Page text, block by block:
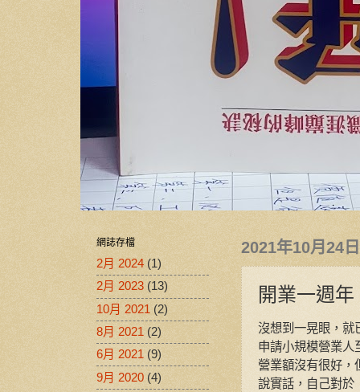
2021年10月24
開業一週年
沒想到一晃眼，就
申請小規模營業人
營業額沒有很好，
說實話，自己對於
網誌存檔
2月 2024 (1)
2月 2023 (13)
10月 2021 (2)
8月 2021 (2)
6月 2021 (9)
9月 2020 (4)